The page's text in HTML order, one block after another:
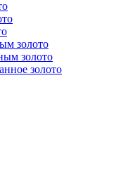
золото
золото
золото